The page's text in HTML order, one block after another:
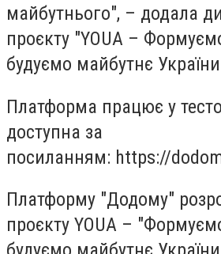
майбутнього", – додала
проєкту "YOUA –
будуємо майбутнє
Платформа працює у
доступна за
посиланням: https://
Платформу "Додому"
проєкту YOUA –